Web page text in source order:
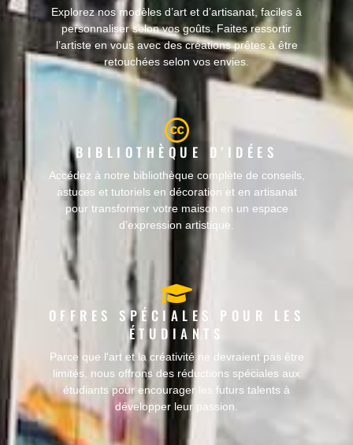
Explorez nos modèles d’art et d’artisanat, faciles à
personnaliser selon vos goûts. Faites ressortir
l’artiste en vous avec des créations prêtes à être
retouchées selon vos envies.
BIBLIOTHÈQUE D’IDÉES
Accédez à notre bibliothèque complète de conseils,
astuces et tutoriels en décoration et en artisanat
pour transformer votre maison en un espace
d’expression artistique.
OFFRES SPÉCIALES POUR LES
ÉTUDIANTS
Parce que l'art et la créativité ne devraient pas être
limités, nous offrons des réductions spéciales aux
étudiants pour encourager les futurs talents à
développer leur passion.